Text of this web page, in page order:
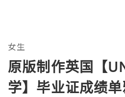
女生
原版制作英国【
学】毕业证成绩